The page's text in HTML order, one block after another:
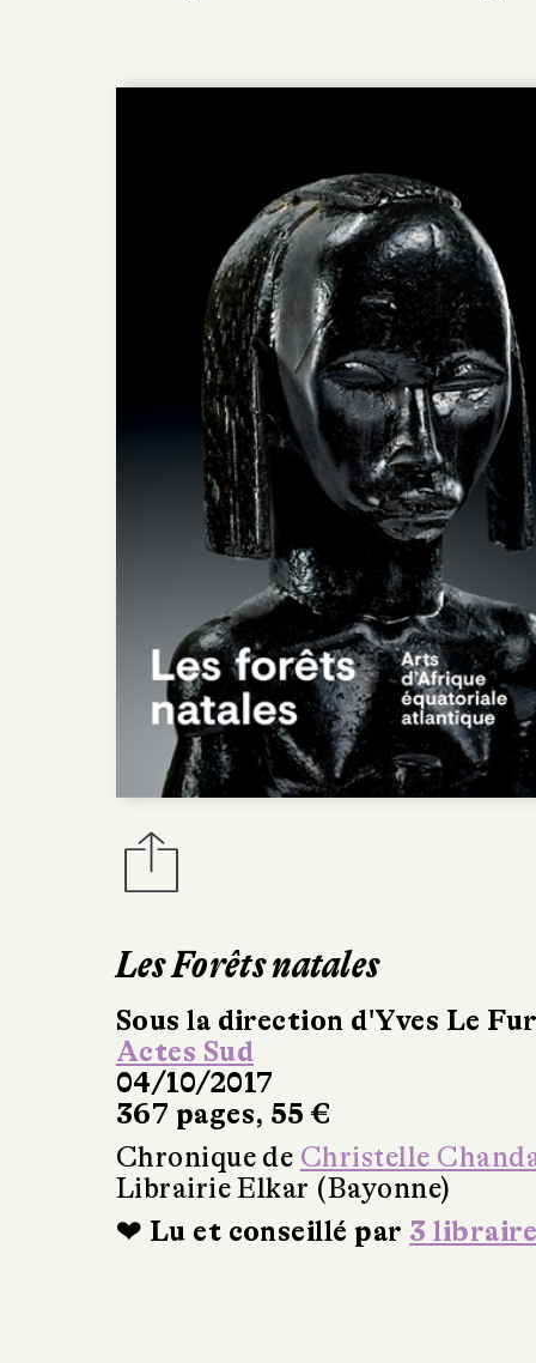
Les Forêts natales
Sous la direction d'Yves Le
Actes Sud
04/10/2017
367 pages, 55 €
Chronique de Christelle
Librairie Elkar (Bayonne)
❤ Lu et conseillé par 3